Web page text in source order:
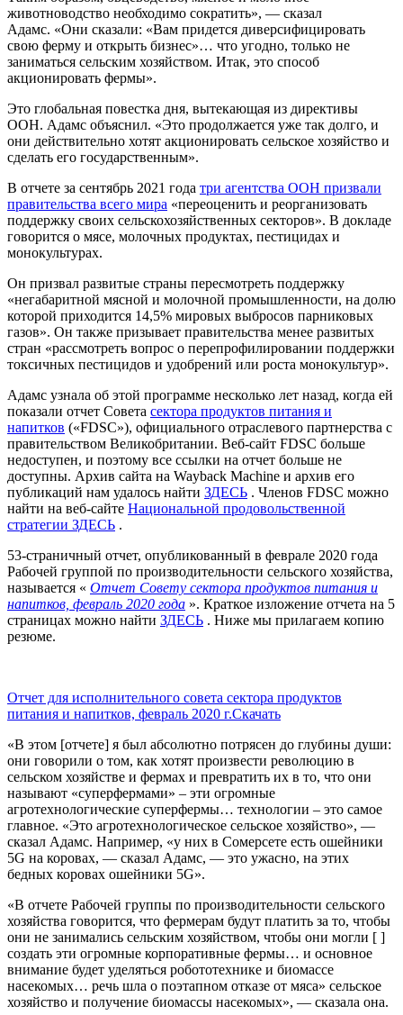
животноводство необходимо сократить», — сказал
Адамс. «Они сказали: «Вам придется диверсифицировать
свою ферму и открыть бизнес»… что угодно, только не
заниматься сельским хозяйством. Итак, это способ
акционировать фермы».
Это глобальная повестка дня, вытекающая из директивы
ООН. Адамс объяснил. «Это продолжается уже так долго, и
они действительно хотят акционировать сельское хозяйство и
сделать его государственным».
В отчете за сентябрь 2021 года три агентства ООН призвали
правительства всего мира «переоценить и реорганизовать
поддержку своих сельскохозяйственных секторов». В докладе
говорится о мясе, молочных продуктах, пестицидах и
монокультурах.
Он призвал развитые страны пересмотреть поддержку
«негабаритной мясной и молочной промышленности, на долю
которой приходится 14,5% мировых выбросов парниковых
газов». Он также призывает правительства менее развитых
стран «рассмотреть вопрос о перепрофилировании поддержки
токсичных пестицидов и удобрений или роста монокультур».
Адамс узнала об этой программе несколько лет назад, когда ей
показали отчет Совета сектора продуктов питания и
напитков («FDSC»), официального отраслевого партнерства с
правительством Великобритании. Веб-сайт FDSC больше
недоступен, и поэтому все ссылки на отчет больше не
доступны. Архив сайта на Wayback Machine и архив его
публикаций нам удалось найти ЗДЕСЬ . Членов FDSC можно
найти на веб-сайте Национальной продовольственной
стратегии ЗДЕСЬ .
53-страничный отчет, опубликованный в феврале 2020 года
Рабочей группой по производительности сельского хозяйства,
называется « Отчет Совету сектора продуктов питания и
напитков, февраль 2020 года ». Краткое изложение отчета на 5
страницах можно найти ЗДЕСЬ . Ниже мы прилагаем копию
резюме.
Отчет для исполнительного совета сектора продуктов
питания и напитков, февраль 2020 г.Скачать
«В этом [отчете] я был абсолютно потрясен до глубины души:
они говорили о том, как хотят произвести революцию в
сельском хозяйстве и фермах и превратить их в то, что они
называют «суперфермами» – эти огромные
агротехнологические суперфермы… технологии – это самое
главное. «Это агротехнологическое сельское хозяйство», —
сказал Адамс. Например, «у них в Сомерсете есть ошейники
5G на коровах, — сказал Адамс, — это ужасно, на этих
бедных коровах ошейники 5G».
«В отчете Рабочей группы по производительности сельского
хозяйства говорится, что фермерам будут платить за то, чтобы
они не занимались сельским хозяйством, чтобы они могли [ ]
создать эти огромные корпоративные фермы… и основное
внимание будет уделяться робототехнике и биомассе
насекомых… речь шла о поэтапном отказе от мяса» сельское
хозяйство и получение биомассы насекомых», — сказала она.